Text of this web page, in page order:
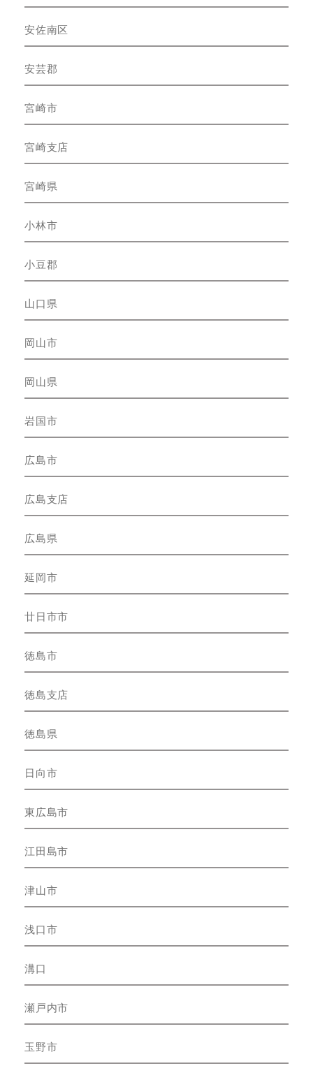
安佐南区
安芸郡
宮崎市
宮崎支店
宮崎県
小林市
小豆郡
山口県
岡山市
岡山県
岩国市
広島市
広島支店
広島県
延岡市
廿日市市
徳島市
徳島支店
徳島県
日向市
東広島市
江田島市
津山市
浅口市
溝口
瀬戸内市
玉野市